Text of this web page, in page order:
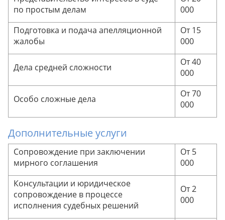
по простым делам
000
Подготовка и подача апелляционной
жалобы
От 15
000
Дела средней сложности
От 40
000
Особо сложные дела
От 70
000
Дополнительные услуги
Сопровождение при заключении
мирного соглашения
От 5
000
Консультации и юридическое
сопровождение в процессе
исполнения судебных решений
От 2
000